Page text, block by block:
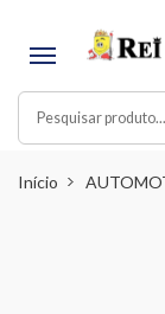
Início